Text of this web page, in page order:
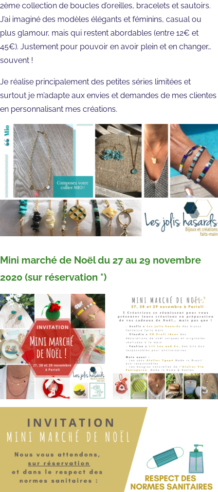
2ème collection de boucles d’oreilles, bracelets et sautoirs.
J’ai imaginé des modèles élégants et féminins, casual ou
plus glamour, mais qui restent abordables (entre 12€ et
45€). Justement pour pouvoir en avoir plein et en changer…
souvent !
Je réalise principalement des petites séries limitées et
surtout je m’adapte aux envies et demandes de mes clientes
en personnalisant mes créations.
Mini marché de Noël du 27 au 29 novembre
2020 (sur réservation *)